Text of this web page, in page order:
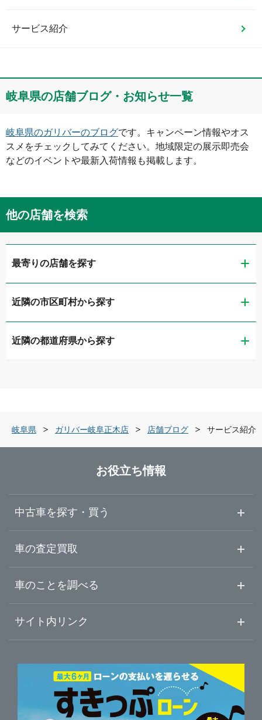
サービス紹介
岐阜県の店舗ブログ・お知らせ一覧
岐阜県のガリバーのブログです。キャンペーン情報やオス
スメをチェックしてみてください。地域限定の展示即売会
などのイベントや最新入荷情報も掲載します。
他の店舗を検索
最寄りの店舗を探す
ガリバー岐阜県庁前店
ガリバー岐阜正木店
ガリバー21号大垣店
ガリバーアウトレット大垣店
ガリバー41号高山店
ガリバー21号各務原店
ガリバー21号可児店
ガリバー岐阜北方店
近隣の市区町村から探す
岐阜市
本巣郡北方町
岐阜・大垣・西濃
中濃・東濃
飛騨
近隣の都道府県から探す
山梨県
長野県
岐阜県
静岡県
岐阜県 ガリバー岐阜正木店 店舗ブログ サービス紹介
お役立ち情報
中古車を探す・買う
中古車情報・中古車検索
初めての中古車購入ガイド
中古車人気ランキング
自動車ローンを調べる
車の査定買取
車査定・車買取ならガリバー
ガリバーの査定が選ばれる理由
車を売る時よくある質問
便利な査定サービス
車のことを調べる
車初心者まとめ
新車・中古車カタログ
車の燃費を調べる
サイト内リンク
サイトマップ
サイトの使用条件